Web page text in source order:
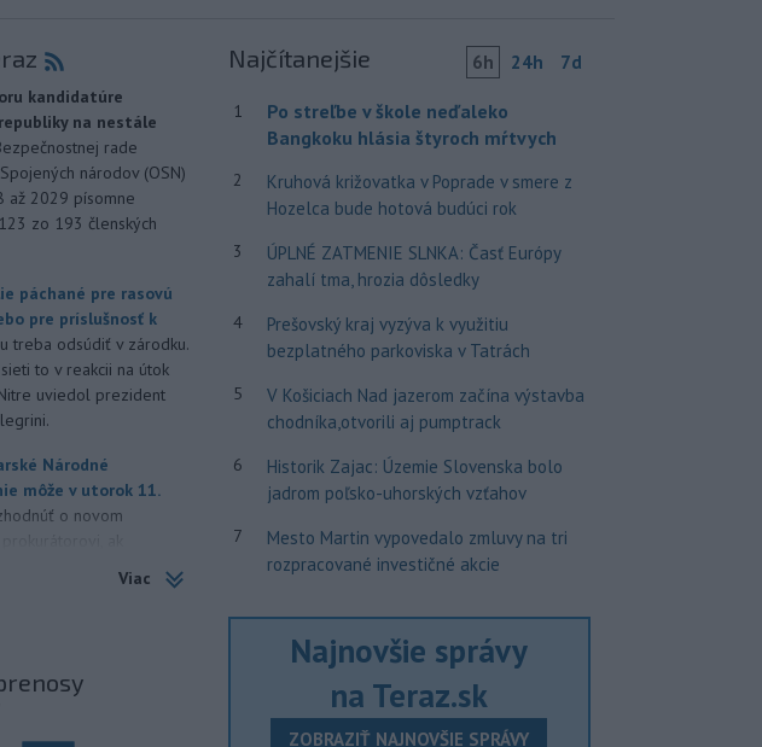
kandidatúre
na nestále
rade
národov (OSN)
až 2029 písomne
zo 193 členských
páchané pre rasovú
pre príslušnosť k
treba odsúdiť v zárodku.
to v reakcii na útok
uviedol prezident
Národné
môže v utorok 11.
o novom
výpovednej lehoty.
Rakúska povodne a
Viac
Najčítanejšie 6h 24h 7d
1
Po streľbe v škole neďaleko
Bangkoku hlásia štyroch mŕtvych
2
Kruhová križovatka v Poprade v smere z
Hozelca bude hotová budúci rok
3
ÚPLNÉ ZATMENIE SLNKA: Časť Európy
zahalí tma, hrozia dôsledky
4
Prešovský kraj vyzýva k využitiu
bezplatného parkoviska v Tatrách
5
V Košiciach Nad jazerom začína výstavba
chodníka,otvorili aj pumptrack
6
Historik Zajac: Územie Slovenska bolo
jadrom poľsko-uhorských vzťahov
7
Mesto Martin vypovedalo zmluvy na tri
rozpracované investičné akcie
Najnovšie správy
na Teraz.sk
ZOBRAZIŤ NAJNOVŠIE SPRÁVY